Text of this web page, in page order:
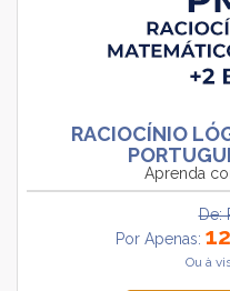
RACIOCÍNIO
Aprenda
De:
Por Apenas:
Ou à